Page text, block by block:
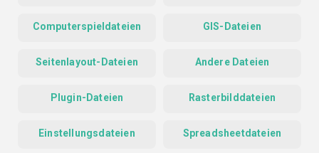
Computerspieldateien GIS-Dateien
Seitenlayout-Dateien Andere Dateien
Plugin-Dateien Rasterbilddateien
Einstellungsdateien Spreadsheetdateien